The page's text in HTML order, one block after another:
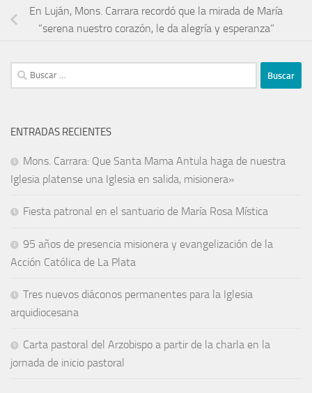
En Luján, Mons. Carrara recordó que la mirada de María
“serena nuestro corazón, le da alegría y esperanza”
ENTRADAS RECIENTES
Mons. Carrara: Que Santa Mama Antula haga de nuestra
Iglesia platense una Iglesia en salida, misionera»
Fiesta patronal en el santuario de María Rosa Mística
95 años de presencia misionera y evangelización de la
Acción Católica de La Plata
Tres nuevos diáconos permanentes para la Iglesia
arquidiocesana
Carta pastoral del Arzobispo a partir de la charla en la
jornada de inicio pastoral